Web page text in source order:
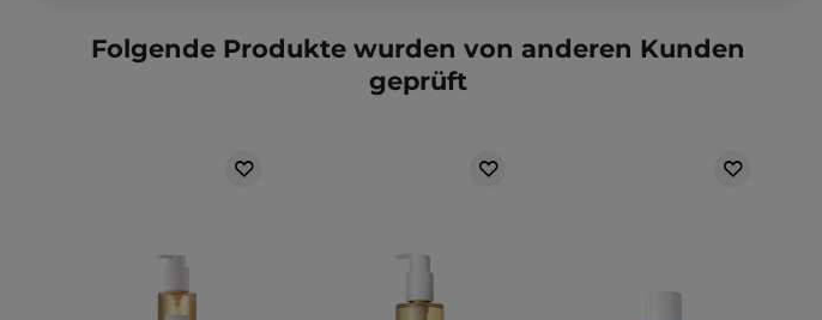
Folgende Produkte wurden von anderen Kunden
geprüft